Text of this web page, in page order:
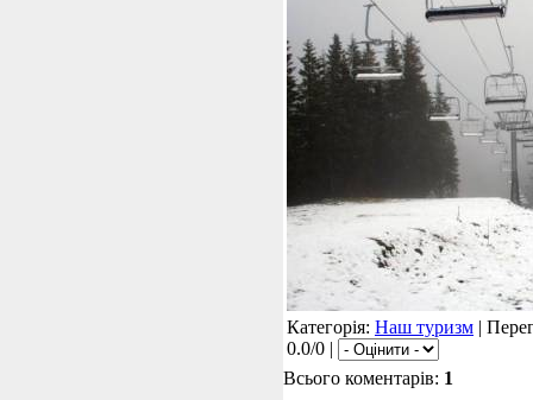
Категорія: Наш туризм |
0.0/0 |
Всього коментарів: 1